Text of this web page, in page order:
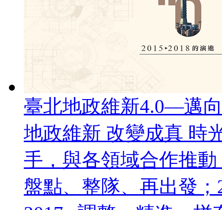
臺北地政維新4.0—邁
地政維新 改變成真 時
手，與各領域合作推
盤點、整隊、再出發